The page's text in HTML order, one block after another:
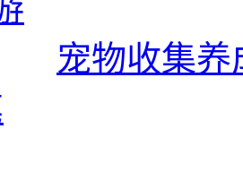
宠物收集